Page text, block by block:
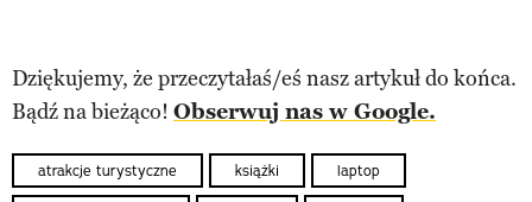
Dziękujemy, że przeczytałaś/eś nasz artykuł do końca.
Bądź na bieżąco! Obserwuj nas w Google.
atrakcje turystyczne książki laptop